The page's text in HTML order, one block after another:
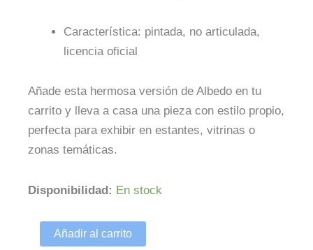
Característica: pintada, no articulada,
licencia oficial
Añade esta hermosa versión de Albedo en tu
carrito y lleva a casa una pieza con estilo propio,
perfecta para exhibir en estantes, vitrinas o
zonas temáticas.
Disponibilidad: En stock
Overlord
Coreful
Albedo
Añadir al carrito